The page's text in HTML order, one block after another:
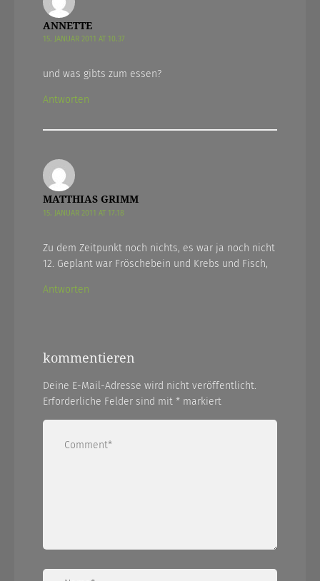
ANNETTE
15. JANUAR 2011 AT 10.37
und was gibts zum essen?
Antworten
MATTHIAS GRIMM
15. JANUAR 2011 AT 17.18
Zu dem Zeitpunkt noch nichts, es war ja noch nicht
12. Geplant war Fröschebein und Krebs und Fisch,
Antworten
kommentieren
Deine E-Mail-Adresse wird nicht veröffentlicht.
Erforderliche Felder sind mit * markiert